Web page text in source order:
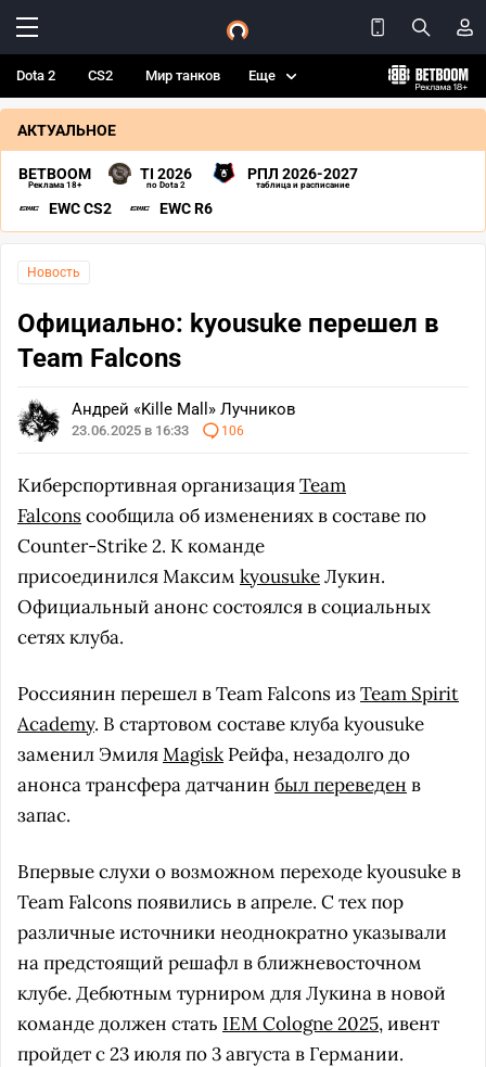
Dota 2 CS2 Мир танков Еще
АКТУАЛЬНОЕ
BETBOOM
Реклама 18+
TI 2026
по Dota 2
РПЛ 2026-2027
таблица и расписание
EWC CS2 EWC R6
Новость
Официально: kyousuke перешел в
Team Falcons
Андрей «Kille Mall» Лучников
23.06.2025 в 16:33 106
Киберспортивная организацияTeam
Falconsсообщила об изменениях в составе по
Counter-Strike 2. К команде
присоединился Максим kyousukeЛукин.
Официальный анонс состоялся в социальных
сетях клуба.
Россиянин перешел в Team Falcons изTeam Spirit
Academy. В стартовом составе клуба kyousuke
заменил ЭмиляMagisk Рейфа, незадолго до
анонса трансфера датчанин был переведен в
запас.
Впервые слухи о возможном переходе kyousuke в
Team Falcons появились в апреле. С тех пор
различные источники неоднократно указывали
на предстоящий решафл в ближневосточном
клубе. Дебютным турниром для Лукина в новой
команде должен стать IEM Cologne 2025, ивент
пройдет с 23 июля по 3 августа в Германии.